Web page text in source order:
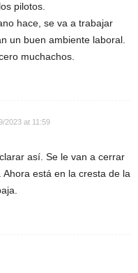
pilotos.
hace, se va a trabajar
un buen ambiente laboral.
muchachos.
2023 at 11:59
así. Se le van a cerrar
está en la cresta de la